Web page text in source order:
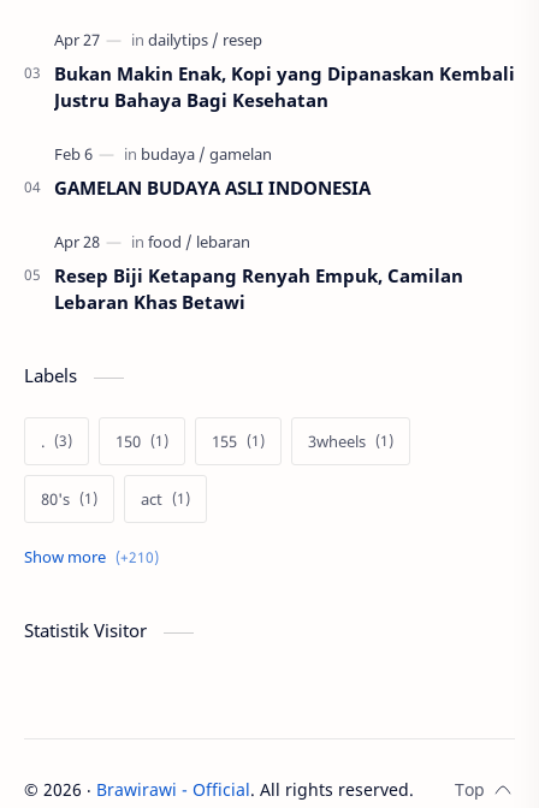
Bukan Makin Enak, Kopi yang Dipanaskan Kembali
Justru Bahaya Bagi Kesehatan
GAMELAN BUDAYA ASLI INDONESIA
Resep Biji Ketapang Renyah Empuk, Camilan
Lebaran Khas Betawi
Labels
. 150 155 3wheels
80's act
afiliasi aku anak pramuka
beasiswa BCA beasiswa guru
Statistik Visitor
© 2026 ‧ Brawirawi - Official. All rights reserved.